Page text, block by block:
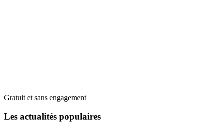
Gratuit et sans engagement
Les actualités populaires